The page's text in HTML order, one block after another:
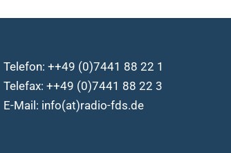
Telefon: ++49 (0)7441 88 22 1
Telefax: ++49 (0)7441 88 22 3
E-Mail: info(at)radio-fds.de